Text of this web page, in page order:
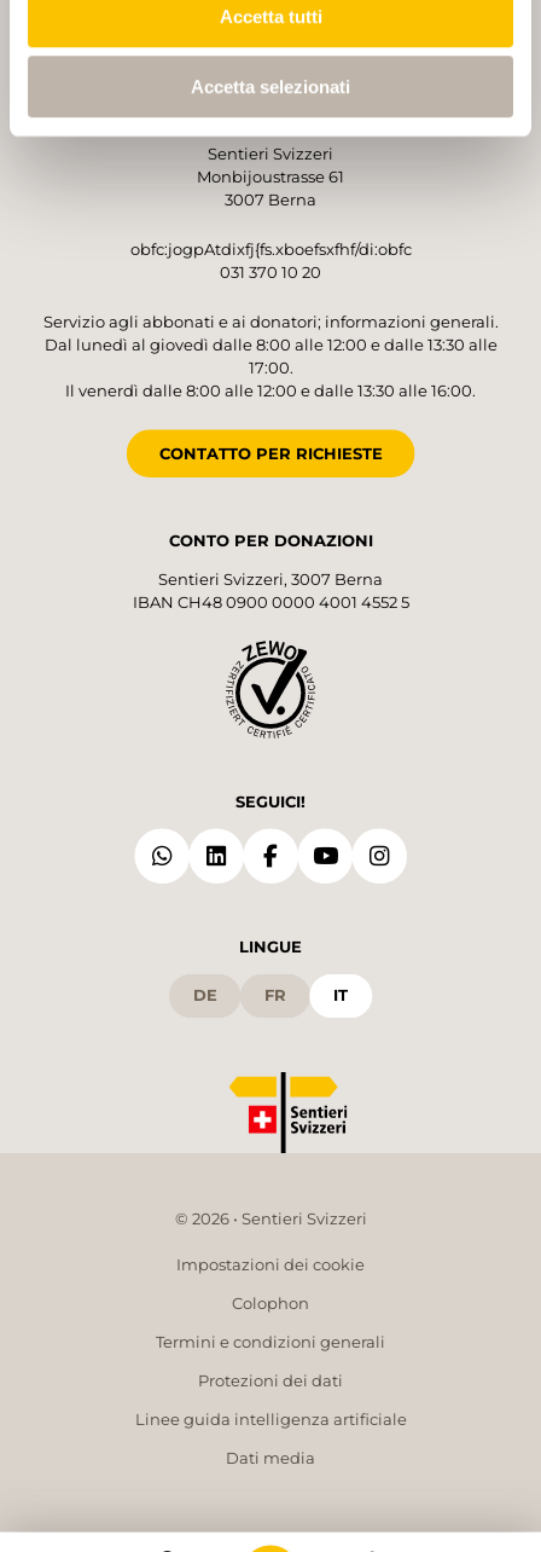
Accetta tutti
Accetta selezionati
GESTORE
Sentieri Svizzeri
Monbijoustrasse 61
3007 Berna
obfc:jogpAtdixfj{fs.xboefsxfhf/di:obfc
031 370 10 20
Servizio agli abbonati e ai donatori; informazioni generali.
Dal lunedì al giovedì dalle 8:00 alle 12:00 e dalle 13:30 alle
17:00.
Il venerdì dalle 8:00 alle 12:00 e dalle 13:30 alle 16:00.
CONTATTO PER RICHIESTE
CONTO PER DONAZIONI
Sentieri Svizzeri, 3007 Berna
IBAN CH48 0900 0000 4001 4552 5
SEGUICI!
LINGUE
DE FR IT
© 2026 • Sentieri Svizzeri
Impostazioni dei cookie
Colophon
Termini e condizioni generali
Protezioni dei dati
Linee guida intelligenza artificiale
Dati media